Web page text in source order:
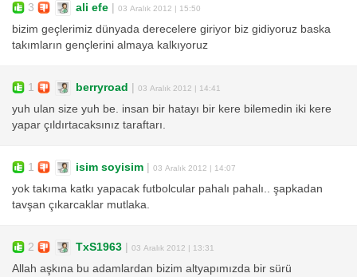
3 ali efe | 03 Aralık 2012 | 15:50
bizim geçlerimiz dünyada derecelere giriyor biz gidiyoruz baska
takımların gençlerini almaya kalkıyoruz
1 berryroad | 03 Aralık 2012 | 14:41
yuh ulan size yuh be. insan bir hatayı bir kere bilemedin iki kere
yapar çıldırtacaksınız taraftarı.
1 isim soyisim | 03 Aralık 2012 | 14:07
yok takıma katkı yapacak futbolcular pahalı pahalı.. şapkadan
tavşan çıkarcaklar mutlaka.
2 TxS1963 | 03 Aralık 2012 | 13:31
Allah aşkına bu adamlardan bizim altyapımızda bir sürü